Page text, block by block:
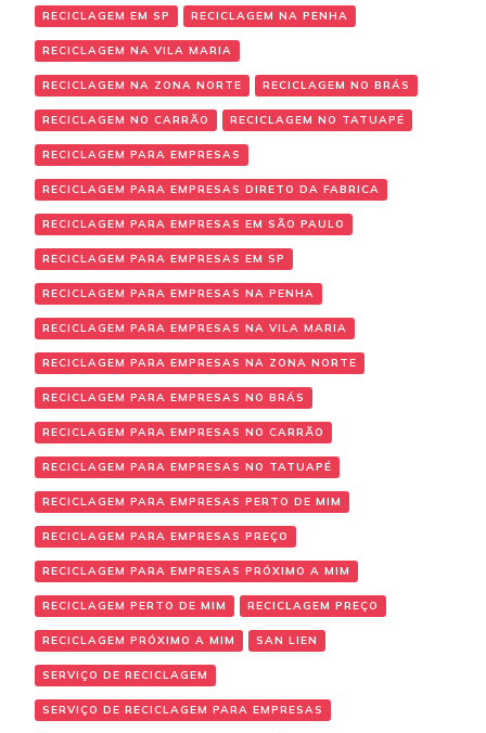
RECICLAGEM EM SP RECICLAGEM NA PENHA
RECICLAGEM NA VILA MARIA
RECICLAGEM NA ZONA NORTE RECICLAGEM NO BRÁS
RECICLAGEM NO CARRÃO RECICLAGEM NO TATUAPÉ
RECICLAGEM PARA EMPRESAS
RECICLAGEM PARA EMPRESAS DIRETO DA FABRICA
RECICLAGEM PARA EMPRESAS EM SÃO PAULO
RECICLAGEM PARA EMPRESAS EM SP
RECICLAGEM PARA EMPRESAS NA PENHA
RECICLAGEM PARA EMPRESAS NA VILA MARIA
RECICLAGEM PARA EMPRESAS NA ZONA NORTE
RECICLAGEM PARA EMPRESAS NO BRÁS
RECICLAGEM PARA EMPRESAS NO CARRÃO
RECICLAGEM PARA EMPRESAS NO TATUAPÉ
RECICLAGEM PARA EMPRESAS PERTO DE MIM
RECICLAGEM PARA EMPRESAS PREÇO
RECICLAGEM PARA EMPRESAS PRÓXIMO A MIM
RECICLAGEM PERTO DE MIM RECICLAGEM PREÇO
RECICLAGEM PRÓXIMO A MIM SAN LIEN
SERVIÇO DE RECICLAGEM
SERVIÇO DE RECICLAGEM PARA EMPRESAS